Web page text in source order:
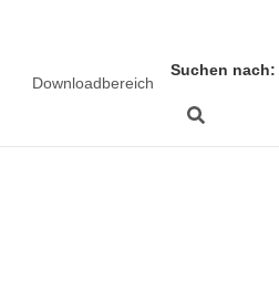
Downloadbereich
Suchen nach: